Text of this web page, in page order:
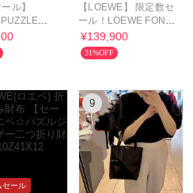
ル】
MINI
ッパー付
【LOEWE】 限定数セ
ール！LOEWE FONT
TOTE M かごバッグ
¥139,900
31%OFF
セール
9